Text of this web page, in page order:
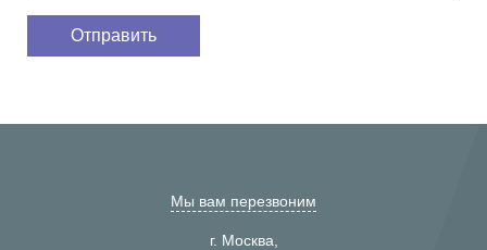
Мы вам перезвоним
г. Москва,